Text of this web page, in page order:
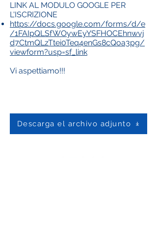
LINK AL MODULO GOOGLE PER
L'ISCRIZIONE
https://docs.google.com/forms/d/e
/1FAIpQLSfWOywEyYSFHOCEhnwvj
d7CtmQLzTtei0Teq4enGs8cQoa3pg/
viewform?usp=sf_link
Vi aspettiamo!!!
Descarga el archivo adjunto